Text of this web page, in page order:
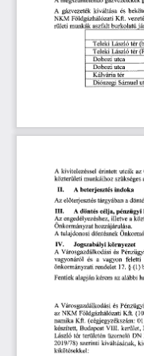
A gázvezeték kiváltása és
NKM Földgázhálózati KR
rületi munkák aszfalt burkolatú
Teleki László tér
Teleki László tér
Dobozi utca
Dobozi utca
Kálvária tér
Diószegi Sámuel
A kivitelezéssel érintett utcák az
közterületi munkáihoz szükséges
H.
A beterjesztés indoka
Az előterjesztés tárgyában a
III.
A döntés célja, pénzügyi
Az engedélyezéshez, illetve a
Önkormányzat hozzájárulása.
A tulajdonosi döntésnek
IV.
Jogszabályi környezet
A Városgazdálkodási és Pénzügyi
vagyonáról és a vagyon feletti
önkormányzati rendelet 17. § (1)
Fentiek alapján kérem az alábbi
A Városgazdálkodási és Pénzügyi
az NKM Földgázhálózati Kft.
namika Kft. (cégjegyzékszám: 01
készített, Budapest VIII. kerület,
László tér területén üzemelő DN
2019/78) szerinti kiváltásának,
kikötésekkel: